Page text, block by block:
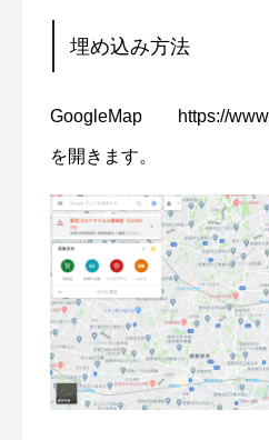
埋め込み方法
GoogleMap https://
を開きます。